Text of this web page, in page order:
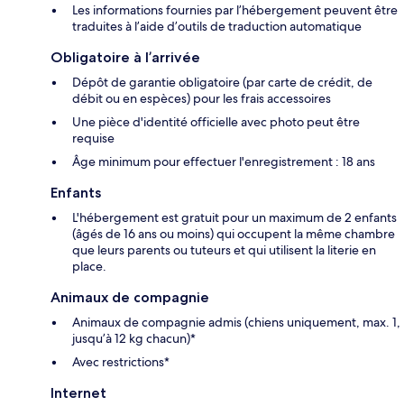
Les informations fournies par l’hébergement peuvent être
traduites à l’aide d’outils de traduction automatique
Obligatoire à l’arrivée
Dépôt de garantie obligatoire (par carte de crédit, de
débit ou en espèces) pour les frais accessoires
Une pièce d'identité officielle avec photo peut être
requise
Âge minimum pour effectuer l'enregistrement : 18 ans
Enfants
L'hébergement est gratuit pour un maximum de 2 enfants
(âgés de 16 ans ou moins) qui occupent la même chambre
que leurs parents ou tuteurs et qui utilisent la literie en
place.
Animaux de compagnie
Animaux de compagnie admis (chiens uniquement, max. 1,
jusqu’à 12 kg chacun)*
Avec restrictions*
Internet